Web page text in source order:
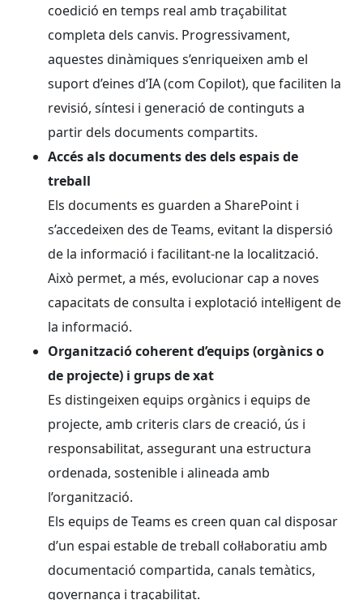
coedició en temps real amb traçabilitat
completa dels canvis. Progressivament,
aquestes dinàmiques s’enriqueixen amb el
suport d’eines d’IA (com Copilot), que faciliten la
revisió, síntesi i generació de continguts a
partir dels documents compartits.
Accés als documents des dels espais de
treball
Els documents es guarden a SharePoint i
s’accedeixen des de Teams, evitant la dispersió
de la informació i facilitant-ne la localització.
Això permet, a més, evolucionar cap a noves
capacitats de consulta i explotació intel·ligent de
la informació.
Organització coherent d’equips (orgànics o
de projecte) i grups de xat
Es distingeixen equips orgànics i equips de
projecte, amb criteris clars de creació, ús i
responsabilitat, assegurant una estructura
ordenada, sostenible i alineada amb
l’organització.
Els equips de Teams es creen quan cal disposar
d’un espai estable de treball col·laboratiu amb
documentació compartida, canals temàtics,
governança i traçabilitat.